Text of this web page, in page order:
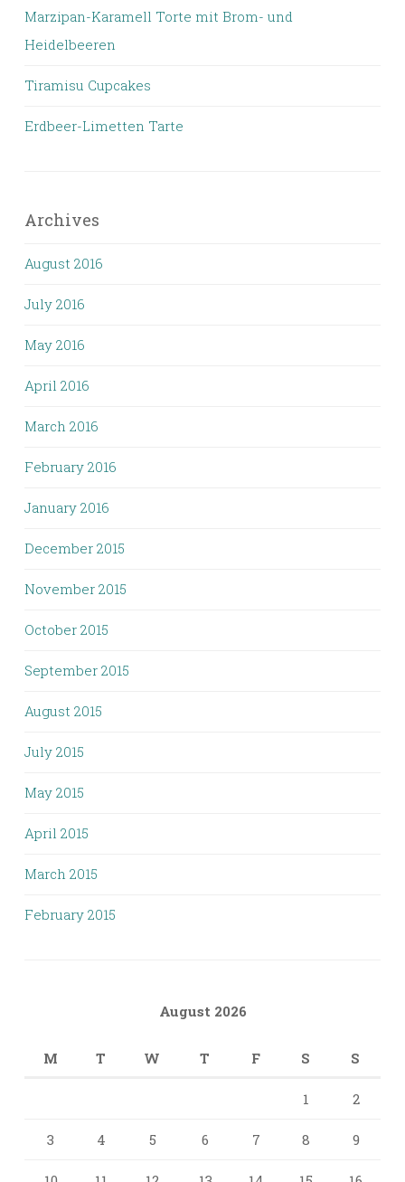
Marzipan-Karamell Torte mit Brom- und
Heidelbeeren
Tiramisu Cupcakes
Erdbeer-Limetten Tarte
Archives
August 2016
July 2016
May 2016
April 2016
March 2016
February 2016
January 2016
December 2015
November 2015
October 2015
September 2015
August 2015
July 2015
May 2015
April 2015
March 2015
February 2015
August 2026
M T W T F S S
1 2
3 4 5 6 7 8 9